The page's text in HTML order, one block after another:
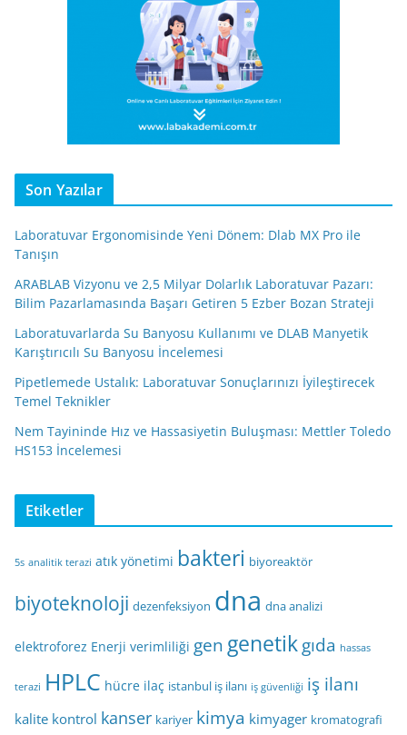
Son Yazılar
Laboratuvar Ergonomisinde Yeni Dönem: Dlab MX Pro ile
Tanışın
ARABLAB Vizyonu ve 2,5 Milyar Dolarlık Laboratuvar Pazarı:
Bilim Pazarlamasında Başarı Getiren 5 Ezber Bozan Strateji
Laboratuvarlarda Su Banyosu Kullanımı ve DLAB Manyetik
Karıştırıcılı Su Banyosu İncelemesi
Pipetlemede Ustalık: Laboratuvar Sonuçlarınızı İyileştirecek
Temel Teknikler
Nem Tayininde Hız ve Hassasiyetin Buluşması: Mettler Toledo
HS153 İncelemesi
Etiketler
5s analitik terazi atık yönetimi bakteri biyoreaktör
biyoteknoloji dezenfeksiyon dna dna analizi
elektroforez Enerji verimliliği gen genetikgıda hassas
terazi HPLC hücre ilaç istanbul iş ilanı iş güvenliği iş ilanı
kalite kontrol kanser kariyer kimya kimyager kromatografi